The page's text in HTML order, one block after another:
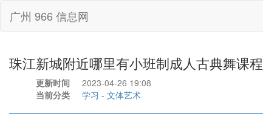
广州 966 信息网
珠江新城附近哪里有小班制成人古典舞课程
更新时间
2023-04-26 19:08
当前分类
学习 - 文体艺术